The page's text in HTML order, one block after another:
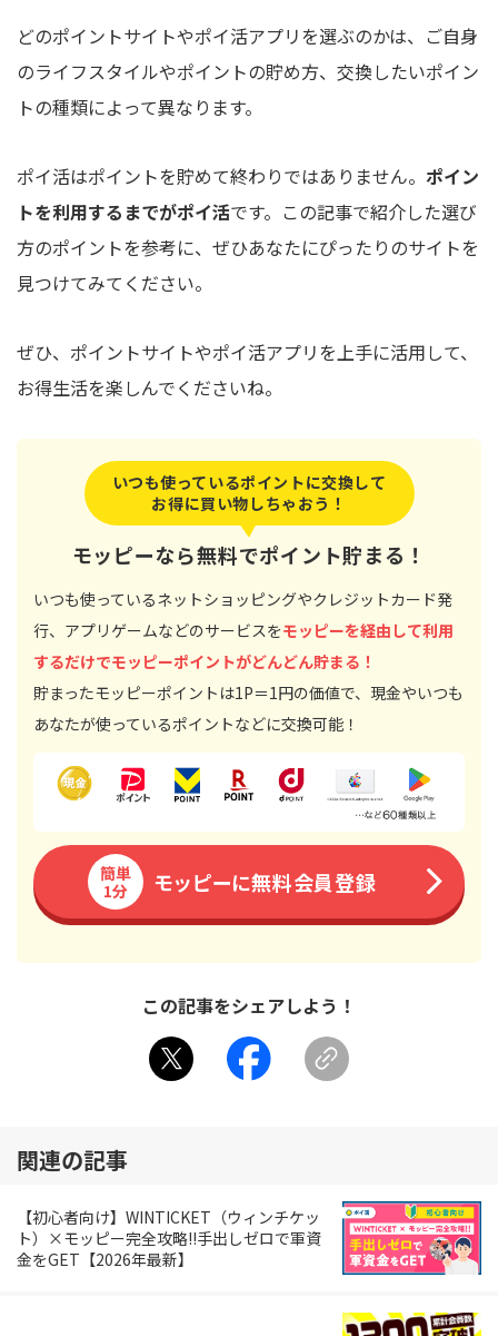
どのポイントサイトやポイ活アプリを選ぶのかは、ご自身
のライフスタイルやポイントの貯め方、交換したいポイン
トの種類によって異なります。
ポイ活はポイントを貯めて終わりではありません。 ポイン
トを利用するまでがポイ活です。この記事で紹介した選び
方のポイントを参考に、ぜひあなたにぴったりのサイトを
見つけてみてください。
ぜひ、ポイントサイトやポイ活アプリを上手に活用して、
お得生活を楽しんでくださいね。
いつも使っているポイントに交換して
お得に買い物しちゃおう！
モッピーなら無料でポイント貯まる！
いつも使っているネットショッピングやクレジットカード発
行、アプリゲームなどのサービスをモッピーを経由して利用
するだけでモッピーポイントがどんどん貯まる！
貯まったモッピーポイントは1P＝1円の価値で、現金やいつも
あなたが使っているポイントなどに交換可能！
簡単
1分
モッピーに無料会員登録
この記事をシェアしよう！
関連の記事
【初心者向け】WINTICKET（ウィンチケッ
ト）×モッピー完全攻略!!手出しゼロで軍資
金をGET【2026年最新】